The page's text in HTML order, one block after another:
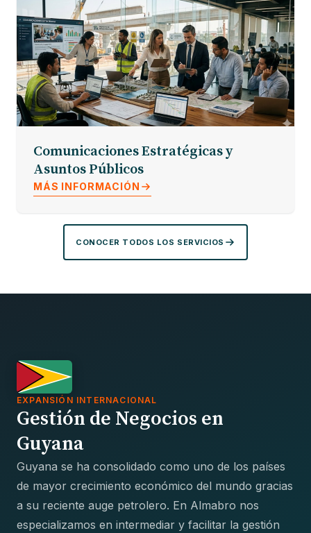
Comunicaciones Estratégicas y
Asuntos Públicos
MÁS INFORMACIÓN
CONOCER TODOS LOS SERVICIOS
EXPANSIÓN INTERNACIONAL
Gestión de Negocios en
Guyana
Guyana se ha consolidado como uno de los países
de mayor crecimiento económico del mundo gracias
a su reciente auge petrolero. En Almabro nos
especializamos en intermediar y facilitar la gestión